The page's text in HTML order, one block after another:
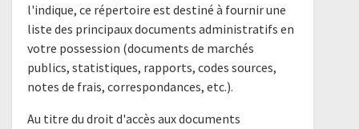
l'indique, ce répertoire est destiné à fournir une
liste des principaux documents administratifs en
votre possession (documents de marchés
publics, statistiques, rapports, codes sources,
notes de frais, correspondances, etc.).
Au titre du droit d'accès aux documents